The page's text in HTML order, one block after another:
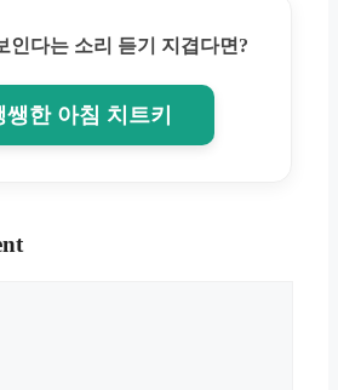
인다는 소리 듣기 지겹다면?
쌩한 아침 치트키